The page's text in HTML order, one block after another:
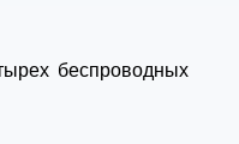
беспроводных